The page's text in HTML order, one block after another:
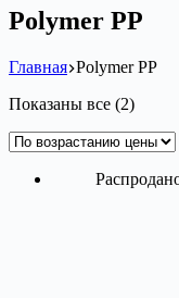
Polymer PP
Главная Polymer PP
Показаны все (2)Цены: